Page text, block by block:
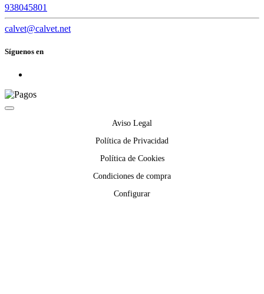
938045801
calvet@calvet.net
Síguenos en
Aviso Legal
Política de Privacidad
Política de Cookies
Condiciones de compra
Configurar